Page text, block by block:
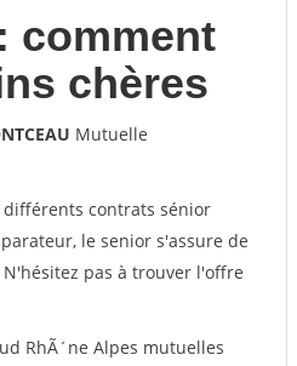
comment
chères
Mutuelle
contrats sénior
le senior s'assure de
pas à trouver l'offre
RhÃ´ne Alpes mutuelles